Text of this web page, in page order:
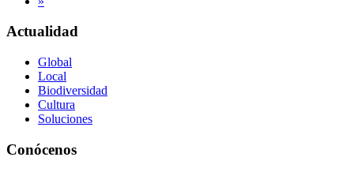
Actualidad
Global
Local
Biodiversidad
Cultura
Soluciones
Conócenos